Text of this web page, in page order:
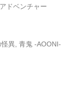
ドベンチャー
異, 青鬼 -AOONI-